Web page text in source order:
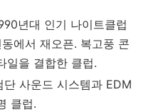
년대 인기 나이트클럽
에서 재오픈. 복고풍 콘
일을 결합한 클럽.
단 사운드 시스템과 EDM
클럽.